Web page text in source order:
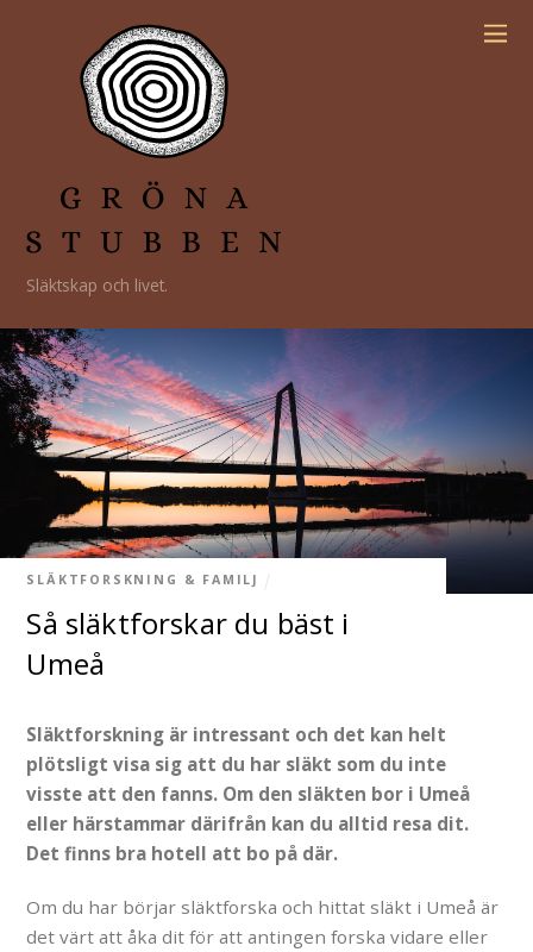
Släktskap och livet.
Så släktforskar du bäst i
Umeå
SLÄKTFORSKNING & FAMILJ
Släktforskning är intressant och det kan helt
plötsligt visa sig att du har släkt som du inte
visste att den fanns. Om den släkten bor i Umeå
eller härstammar därifrån kan du alltid resa dit.
Det finns bra hotell att bo på där.
Om du har börjar släktforska och hittat släkt i Umeå är
det värt att åka dit för att antingen forska vidare eller